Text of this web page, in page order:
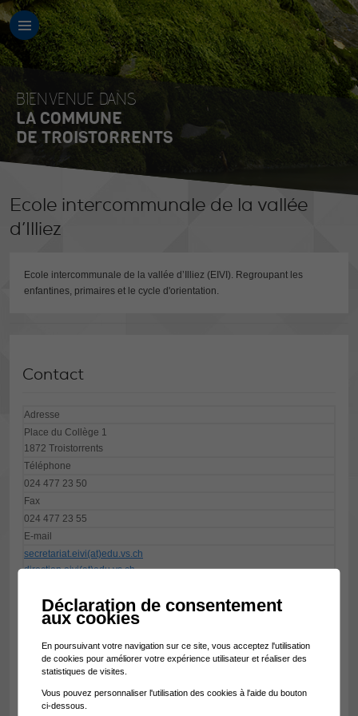
BIENVENUE DANS
LA COMMUNE
DE TROISTORRENTS
Ecole intercommunale de la vallée
d’Illiez
Ecole intercommunale de la vallée d’Illiez (EIVI). Regroupant les
enfantines, primaires et le cycle d'orientation.
Contact
Adresse
Place du Collège 1
1872 Troistorrents
Téléphone
024 477 23 50
Fax
024 477 23 55
E-mail
secretariat.eivi(at)edu.vs.ch
direction.eivi(at)edu.vs.ch
www.eivi.ch
Site internet des classes enfantines, primaires et CO
www.troistorrents.ecolevs.ch
Documents utiles
Déclaration de consentement
aux cookies
En poursuivant votre navigation sur ce site, vous acceptez l'utilisation
de cookies pour améliorer votre expérience utilisateur et réaliser des
statistiques de visites.
Vous pouvez personnaliser l'utilisation des cookies à l'aide du bouton
ci-dessous.